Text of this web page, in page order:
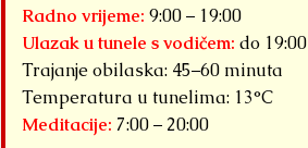
Radno vrijeme: 9:00 – 19:00
Ulazak u tunele s vodičem: do 19:00
Trajanje obilaska: 45–60 minuta
Temperatura u tunelima: 13°C
Meditacije: 7:00 – 20:00